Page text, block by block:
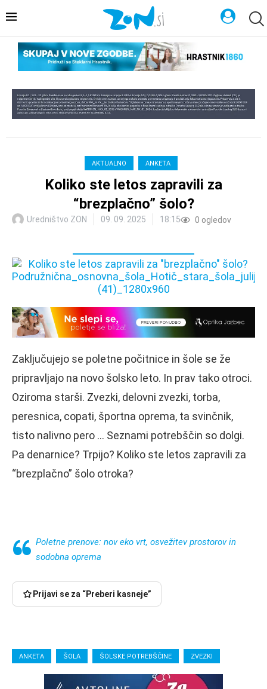
AKTUALNO ANKETA
Koliko ste letos zapravili za
“brezplačno” šolo?
Uredništvo ZON 09. 09. 2025 18:15 0 ogledov
Zaključujejo se poletne počitnice in šole se že
pripravljajo na novo šolsko leto. In prav tako otroci.
Oziroma starši. Zvezki, delovni zvezki, torba,
peresnica, copati, športna oprema, ta svinčnik,
tisto nalivno pero … Seznami potrebščin so dolgi.
Pa denarnice? Trpijo? Koliko ste letos zapravili za
“brezplačno” šolo otroka?
Poletne prenove: nov eko vrt, osvežitev prostorov in
sodobna oprema
Prijavi se za “Preberi kasneje”
ANKETA ŠOLA ŠOLSKE POTREBŠČINE ZVEZKI